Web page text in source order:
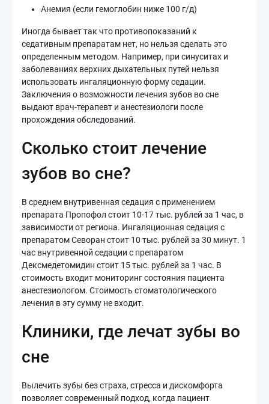
Анемия (если гемоглобин ниже 100 г/д)
Иногда бывает так что противопоказаний к
седативным препаратам нет, но нельзя сделать это
определенным методом. Например, при синуситах и
заболеваниях верхних дыхательных путей нельзя
использовать ингаляционную форму седации.
Заключения о возможности лечения зубов во сне
выдают врач-терапевт и анестезиологи после
прохождения обследований.
Сколько стоит лечение
зубов во сне?
В среднем внутривенная седация с применением
препарата Пропофол стоит 10-17 тыс. рублей за 1 час, в
зависимости от региона. Ингаляционная седация с
препаратом Севоран стоит 10 тыс. рублей за 30 минут. 1
час внутривенной седации с препаратом
Дексмедетомидин стоит 15 тыс. рублей за 1 час. В
стоимость входит мониторинг состояния пациента
анестезиологом. Стоимость стоматологического
лечения в эту сумму не входит.
Клиники, где лечат зубы во
сне
Вылечить зубы без страха, стресса и дискомфорта
позволяет современный подход, когда пациент